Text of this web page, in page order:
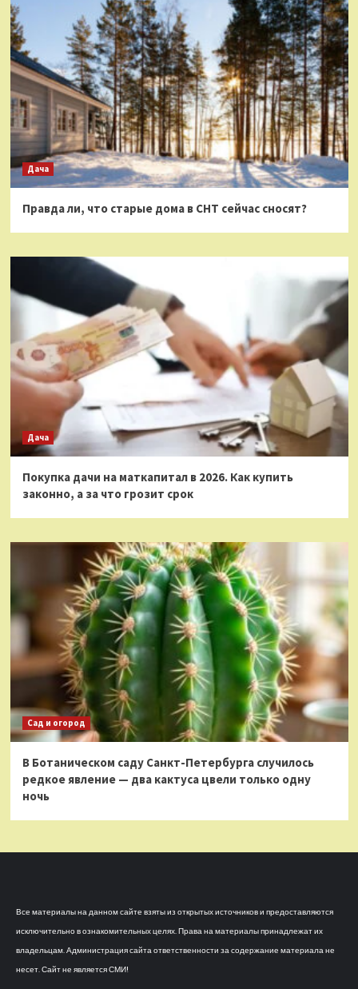
Дача
Правда ли, что старые дома в СНТ сейчас сносят?
Дача
Покупка дачи на маткапитал в 2026. Как купить
законно, а за что грозит срок
Сад и огород
В Ботаническом саду Санкт-Петербурга случилось
редкое явление — два кактуса цвели только одну
ночь
Все материалы на данном сайте взяты из открытых источников и предоставляются
исключительно в ознакомительных целях. Права на материалы принадлежат их
владельцам. Администрация сайта ответственности за содержание материала не
несет. Сайт не является СМИ!